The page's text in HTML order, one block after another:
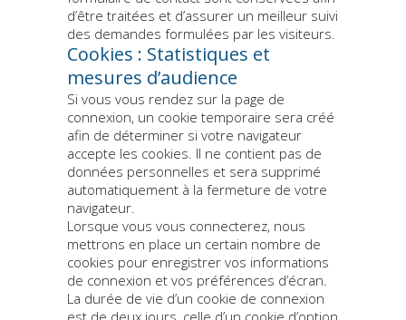
d’être traitées et d’assurer un meilleur suivi
des demandes formulées par les visiteurs.
Cookies : Statistiques et
mesures d’audience
Si vous vous rendez sur la page de
connexion, un cookie temporaire sera créé
afin de déterminer si votre navigateur
accepte les cookies. Il ne contient pas de
données personnelles et sera supprimé
automatiquement à la fermeture de votre
navigateur.
Lorsque vous vous connecterez, nous
mettrons en place un certain nombre de
cookies pour enregistrer vos informations
de connexion et vos préférences d’écran.
La durée de vie d’un cookie de connexion